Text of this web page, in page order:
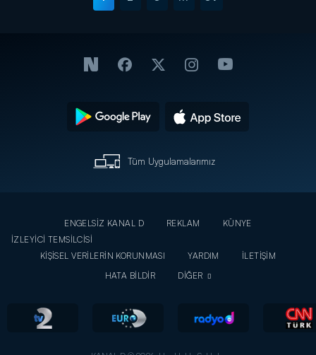
Tüm Uygulamalarımız
ENGELSİZ KANAL D REKLAM
KÜNYE
İZLEYİCİ TEMSİLCİSİ
KİŞİSEL VERİLERİN KORUNMASI
YARDIM
İLETİŞİM
HATA BİLDİR
DİĞER